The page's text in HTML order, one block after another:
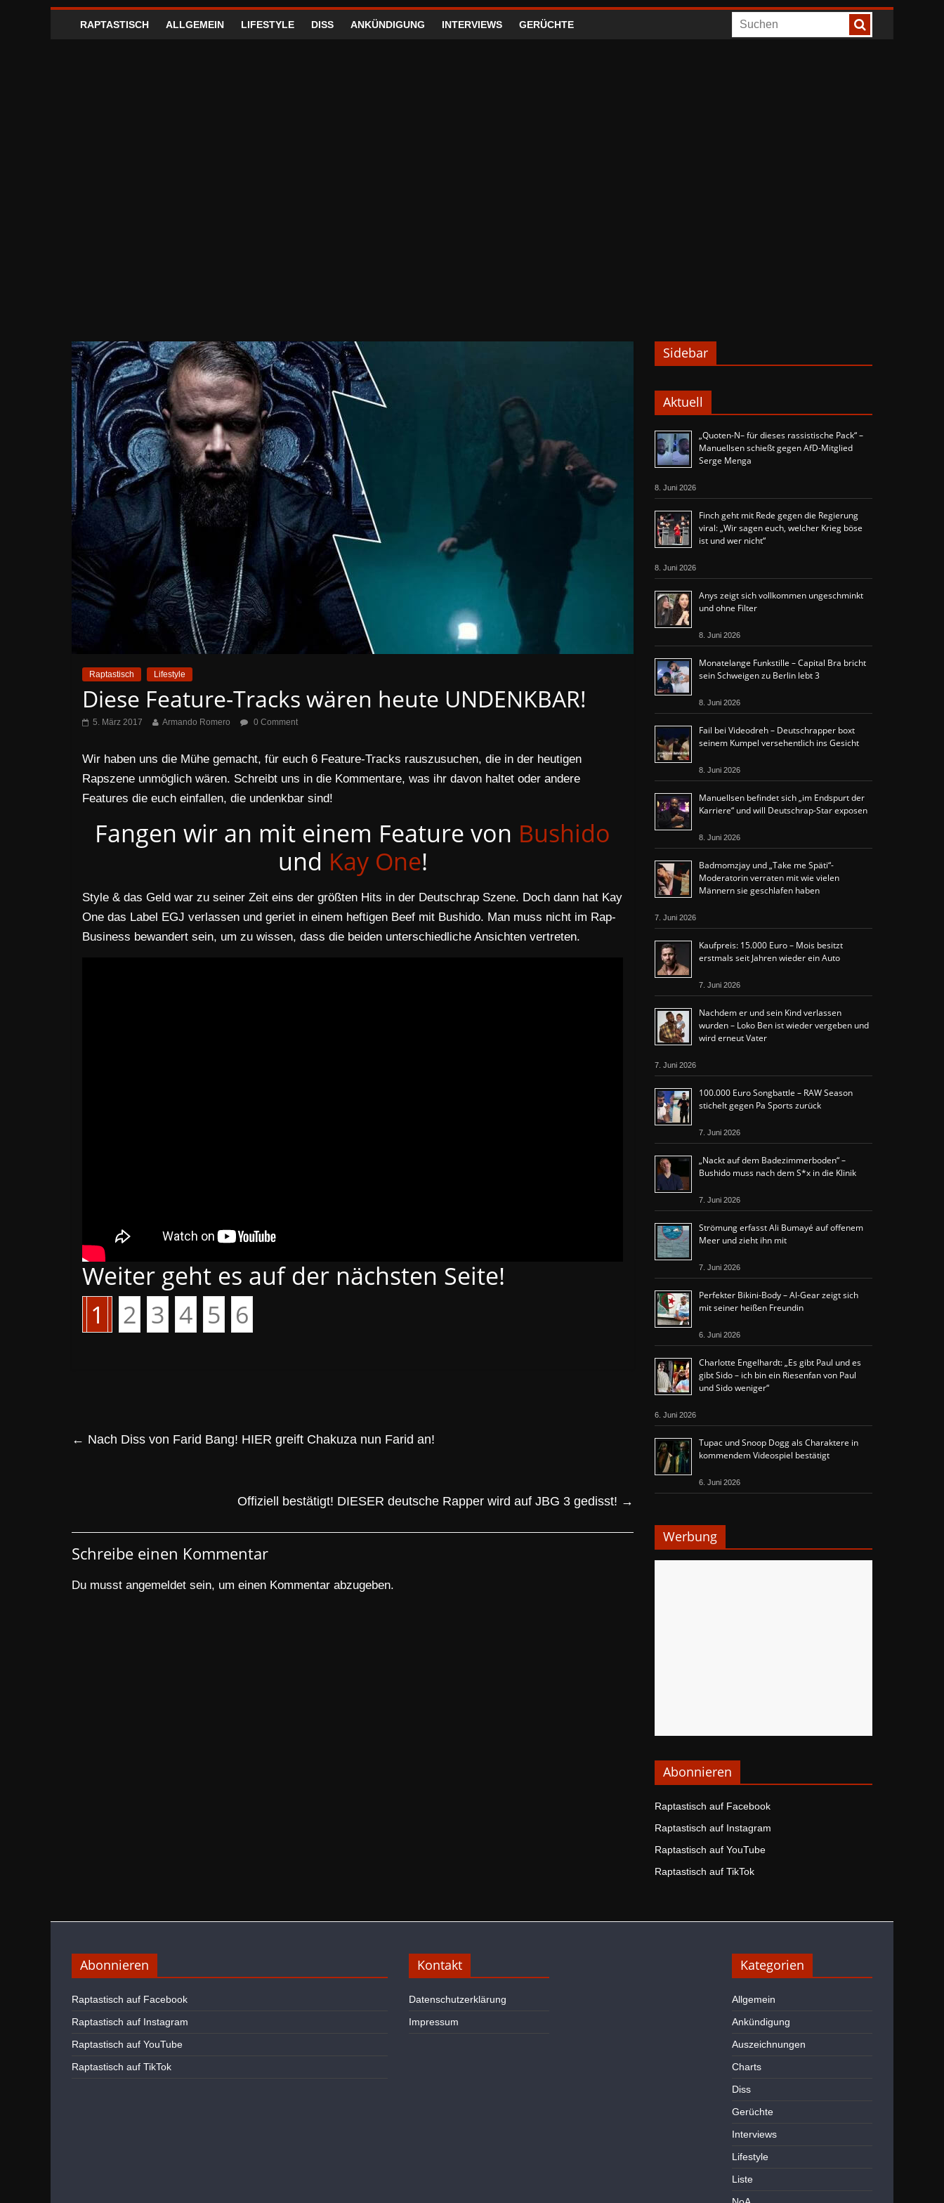
RAPTASTISCH ALLGEMEIN LIFESTYLE DISS ANKÜNDIGUNG INTERVIEWS GERÜCHTE
Raptastisch Lifestyle
Diese Feature-Tracks wären heute UNDENKBAR!
5. März 2017 Armando Romero 0 Comment
Wir haben uns die Mühe gemacht, für euch 6 Feature-Tracks rauszusuchen, die in der heutigen
Rapszene unmöglich wären. Schreibt uns in die Kommentare, was ihr davon haltet oder andere
Features die euch einfallen, die undenkbar sind!
Fangen wir an mit einem Feature von Bushido
und Kay One!
Style & das Geld war zu seiner Zeit eins der größten Hits in der Deutschrap Szene. Doch dann hat Kay
One das Label EGJ verlassen und geriet in einem heftigen Beef mit Bushido. Man muss nicht im Rap-
Business bewandert sein, um zu wissen, dass die beiden unterschiedliche Ansichten vertreten.
Weiter geht es auf der nächsten Seite!
1
2 3 4 5 6
← Nach Diss von Farid Bang! HIER greift Chakuza nun Farid an!
Offiziell bestätigt! DIESER deutsche Rapper wird auf JBG 3 gedisst! →
Schreibe einen Kommentar
Du musst angemeldet sein, um einen Kommentar abzugeben.
Sidebar
Aktuell
„Quoten-N– für dieses rassistische Pack“ –
Manuellsen schießt gegen AfD-Mitglied
Serge Menga
8. Juni 2026
Finch geht mit Rede gegen die Regierung
viral: „Wir sagen euch, welcher Krieg böse
ist und wer nicht“
8. Juni 2026
Anys zeigt sich vollkommen ungeschminkt
und ohne Filter
8. Juni 2026
Monatelange Funkstille – Capital Bra bricht
sein Schweigen zu Berlin lebt 3
8. Juni 2026
Fail bei Videodreh – Deutschrapper boxt
seinem Kumpel versehentlich ins Gesicht
8. Juni 2026
Manuellsen befindet sich „im Endspurt der
Karriere“ und will Deutschrap-Star exposen
8. Juni 2026
Badmomzjay und „Take me Späti“-
Moderatorin verraten mit wie vielen
Männern sie geschlafen haben
7. Juni 2026
Kaufpreis: 15.000 Euro – Mois besitzt
erstmals seit Jahren wieder ein Auto
7. Juni 2026
Nachdem er und sein Kind verlassen
wurden – Loko Ben ist wieder vergeben und
wird erneut Vater
7. Juni 2026
100.000 Euro Songbattle – RAW Season
stichelt gegen Pa Sports zurück
7. Juni 2026
„Nackt auf dem Badezimmerboden“ –
Bushido muss nach dem S*x in die Klinik
7. Juni 2026
Strömung erfasst Ali Bumayé auf offenem
Meer und zieht ihn mit
7. Juni 2026
Perfekter Bikini-Body – Al-Gear zeigt sich
mit seiner heißen Freundin
6. Juni 2026
Charlotte Engelhardt: „Es gibt Paul und es
gibt Sido – ich bin ein Riesenfan von Paul
und Sido weniger“
6. Juni 2026
Tupac und Snoop Dogg als Charaktere in
kommendem Videospiel bestätigt
6. Juni 2026
Werbung
Abonnieren
Raptastisch auf Facebook
Raptastisch auf Instagram
Raptastisch auf YouTube
Raptastisch auf TikTok
Abonnieren
Raptastisch auf Facebook
Raptastisch auf Instagram
Raptastisch auf YouTube
Raptastisch auf TikTok
Kontakt
Datenschutzerklärung
Impressum
Kategorien
Allgemein
Ankündigung
Auszeichnungen
Charts
Diss
Gerüchte
Interviews
Lifestyle
Liste